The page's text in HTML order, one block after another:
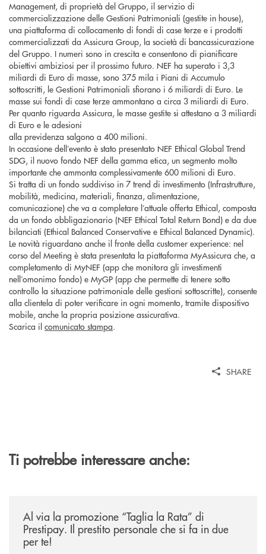
Management, di proprietà del Gruppo, il servizio di
commercializzazione delle Gestioni Patrimoniali (gestite in house),
una piattaforma di collocamento di fondi di case terze e i prodotti
commercializzati da Assicura Group, la società di bancassicurazione
del Gruppo. I numeri sono in crescita e consentono di pianificare
obiettivi ambiziosi per il prossimo futuro. NEF ha superato i 3,3
miliardi di Euro di masse, sono 375 mila i Piani di Accumulo
sottoscritti, le Gestioni Patrimoniali sfiorano i 6 miliardi di Euro. Le
masse sui fondi di case terze ammontano a circa 3 miliardi di Euro.
Per quanto riguarda Assicura, le masse gestite si attestano a 3 miliardi
di Euro e le adesioni
alla previdenza salgono a 400 milioni.
In occasione dell’evento è stato presentato NEF Ethical Global Trend
SDG, il nuovo fondo NEF della gamma etica, un segmento molto
importante che ammonta complessivamente 600 milioni di Euro.
Si tratta di un fondo suddiviso in 7 trend di investimento (Infrastrutture,
mobilità, medicina, materiali, finanza, alimentazione,
comunicazione) che va a completare l’attuale offerta Ethical, composta
da un fondo obbligazionario (NEF Ethical Total Return Bond) e da due
bilanciati (Ethical Balanced Conservative e Ethical Balanced Dynamic).
Le novità riguardano anche il fronte della customer experience: nel
corso del Meeting è stata presentata la piattaforma MyAssicura che, a
completamento di MyNEF (app che monitora gli investimenti
nell’omonimo fondo) e MyGP (app che permette di tenere sotto
controllo la situazione patrimoniale delle gestioni sottoscritte), consente
alla clientela di poter verificare in ogni momento, tramite dispositivo
mobile, anche la propria posizione assicurativa.
Scarica il comunicato stampa.
SHARE
Ti potrebbe interessare anche:
Al via la promozione “Taglia la Rata” di
Prestipay. Il prestito personale che si fa in due
per te!